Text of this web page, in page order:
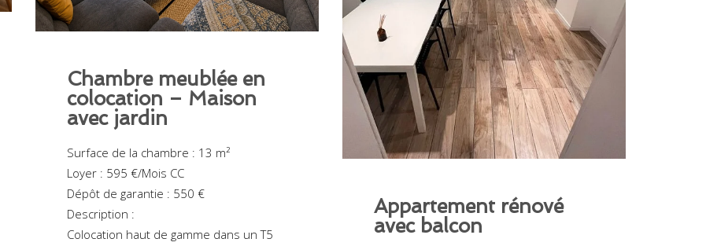
Appartement rénové
avec balcon
Chambre meublée en
colocation – Maison
avec jardin
Surface de la chambre : 13 m²
Loyer : 595 €/Mois CC
Dépôt de garantie : 550 €
Description :
Colocation haut de gamme dans un T5